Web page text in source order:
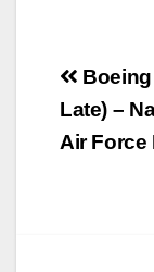
Boeing
Late) –
Air Force